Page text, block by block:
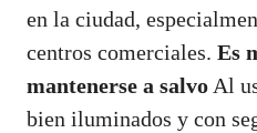
en la ciudad,
centros comerciales. Es
mantenerse a salvo Al
bien iluminados y con